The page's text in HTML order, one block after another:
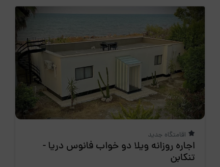
اقامتگاه جدید
اجاره روزانه ویلا دو خواب فانوس دریا -
تنکابن